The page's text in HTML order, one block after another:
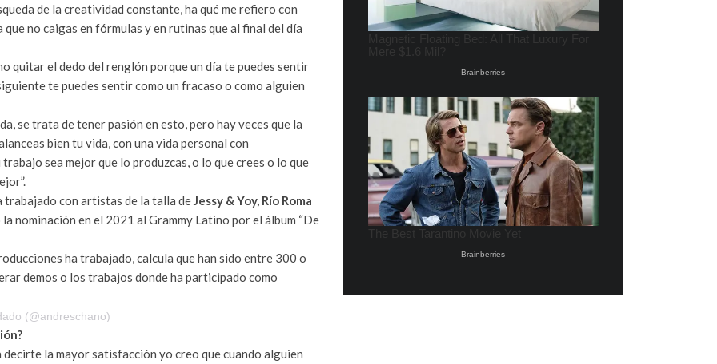
de la creatividad constante, ha qué me refiero con
no caigas en fórmulas y en rutinas que al final del día
quitar el dedo del renglón porque un día te puedes sentir
te puedes sentir como un fracaso o como alguien
se trata de tener pasión en esto, pero hay veces que la
bien tu vida, con una vida personal con
sea mejor que lo produzcas, o lo que crees o lo que
trabajado con artistas de la talla deJessy & Yoy, Río Roma
nominación en el 2021 al Grammy Latino por el álbum “De
ha trabajado, calcula que han sido entre 300 o
demos o los trabajos donde ha participado como
(@andreschano)
decirte la mayor satisfacción yo creo que cuando alguien